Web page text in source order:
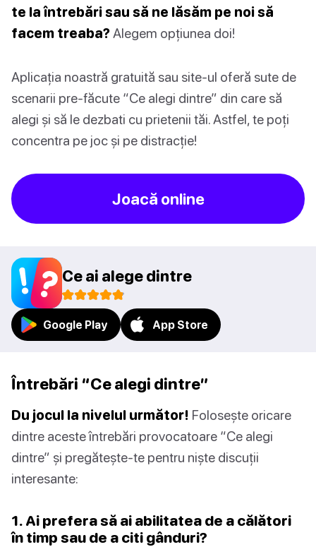
te la întrebări sau să ne lăsăm pe noi să
facem treaba?Alegem opțiunea doi!
Aplicația noastră gratuită sau site-ul oferă sute de
scenarii pre-făcute “Ce alegi dintre” din care să
alegi și să le dezbati cu prietenii tăi. Astfel, te poți
concentra pe joc și pe distracție!
Joacă online
Ce ai alege dintre
Google Play App Store
Întrebări “Ce alegi dintre”
Du jocul la nivelul următor! Folosește oricare
dintre aceste întrebări provocatoare “Ce alegi
dintre” și pregătește-te pentru niște discuții
interesante:
1. Ai prefera să ai abilitatea de a călători
în timp sau de a citi gânduri?